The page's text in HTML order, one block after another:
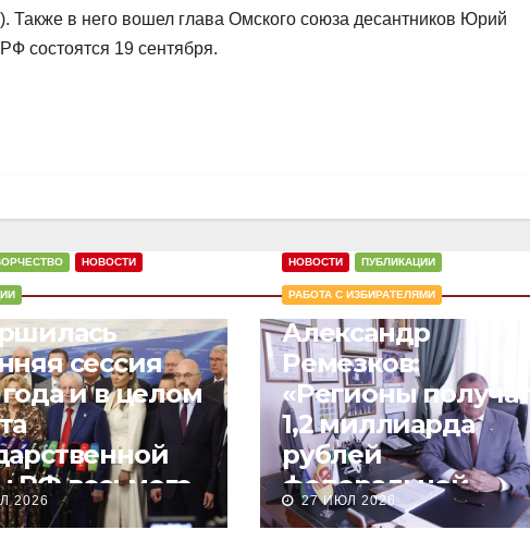
Также в него вошел глава Омского союза десантников Юрий
состоятся 19 сентября.
НОВОСТИ
сессия
и в целом
РФ восьмого
2026
НОВОСТИ ПУБЛИКАЦИИ
РАБОТА С ИЗБИРАТЕЛЯМИ
Александр
Ремезков:
«Регионы получат
1,2 миллиарда
рублей
федеральной
поддержки на
27 ИЮЛ 2026